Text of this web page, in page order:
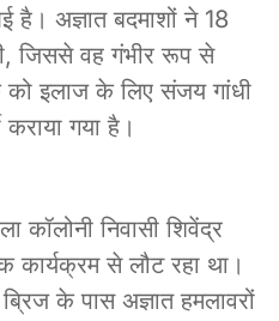
अज्ञात बदमाशों ने 18
जिससे वह गंभीर रूप से
इलाज के लिए संजय गांधी
गया है।
कॉलोनी निवासी शिवेंद्र
से लौट रहा था।
के पास अज्ञात हमलावरों